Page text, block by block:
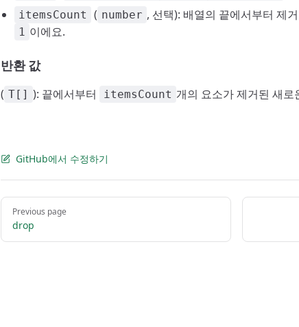
itemsCount ( number , 선택): 배열의 끝에서부터 제
1 이에요.
반환 값
( T[] ): 끝에서부터 itemsCount 개의 요소가 제거된 새로
GitHub에서 수정하기
Pager
Previous page
drop